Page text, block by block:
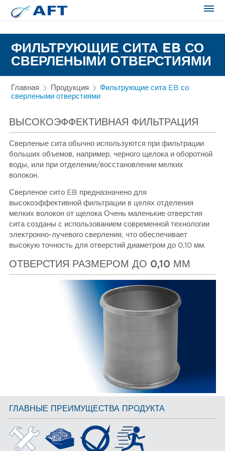
ФИЛЬТРУЮЩИЕ СИТА EB СО
СВЕРЛЕНЫМИ ОТВЕРСТИЯМИ
Главная Продукция
Фильтрующие сита EB со
сверлеными отверстиями
ВЫСОКОЭФФЕКТИВНАЯ ФИЛЬТРАЦИЯ
Сверленые сита обычно используются при фильтрации
больших объемов, например, черного щелока и оборотной
воды, или при отделении/восстановлении мелких
волокон.
Сверленое сито EB предназначено для
высокоэффективной фильтрации в целях отделения
мелких волокон от щелока Очень маленькие отверстия
сита созданы с использованием современной технологии
электронно-лучевого сверления, что обеспечивает
высокую точность для отверстий диаметром до 0,10 мм.
ОТВЕРСТИЯ РАЗМЕРОМ ДО 0,10 ММ
ГЛАВНЫЕ ПРЕИМУЩЕСТВА ПРОДУКТА